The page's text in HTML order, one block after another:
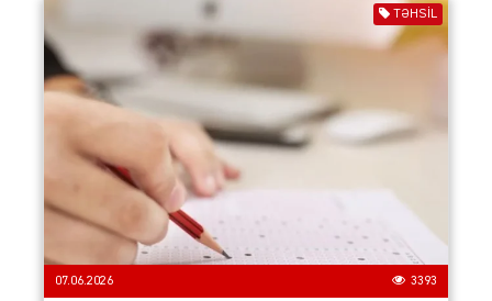
TƏHSIL
07.06.2026 3393